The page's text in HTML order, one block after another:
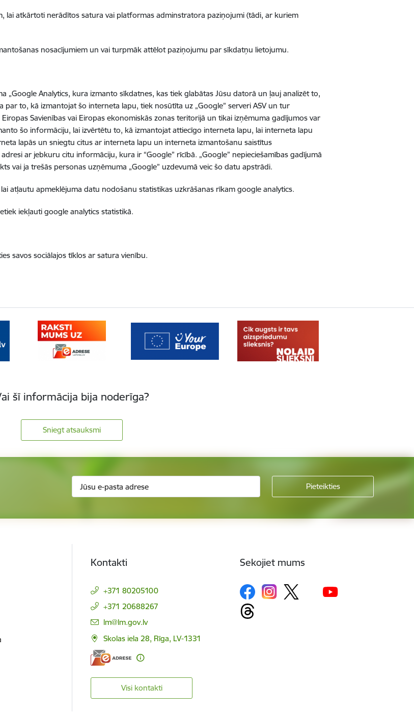
lai atkārtoti nerādītos satura vai platformas adminstratora paziņojumi (tādi, ar kuriem
nosacījumiem un vai turpmāk attēlot paziņojumu par sīkdatņu lietojumu.
„Google Analytics, kura izmanto sīkdatnes, kas tiek glabātas Jūsu datorā un ļauj analizēt to,
to, kā izmantojat šo interneta lapu, tiek nosūtīta uz „Google” serveri ASV un tur
Savienības vai Eiropas ekonomiskās zonas teritorijā un tikai izņēmuma gadījumos var
šo informāciju, lai izvērtētu to, kā izmantojat attiecīgo interneta lapu, lai interneta lapu
lapās un sniegtu citus ar interneta lapu un interneta izmantošanu saistītus
ar jebkuru citu informāciju, kura ir “Google” rīcībā. „Google” nepieciešamības gadījumā
vai ja trešās personas uzņēmuma „Google” uzdevumā veic šo datu apstrādi.
atļautu apmeklējuma datu nodošanu statistikas uzkrāšanas rīkam google analytics.
iekļauti google analytics statistikā.
savos sociālajos tīklos ar satura vienību.
šī informācija bija noderīga?
Sniegt atsauksmi
Kontakti
+371 80205100
+371 20688267
E-pasts:
lm@lm.gov.lv
Skolas iela 28, Rīga, LV-1331
Visi kontakti
Sekojiet mums